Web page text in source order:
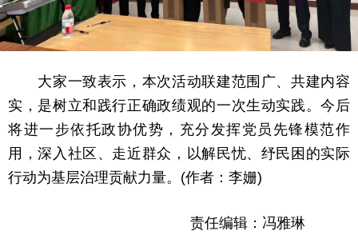
大家一致表示，本次活动联建范围广、共建内容
实，是树立和践行正确政绩观的一次生动实践。今后
将进一步依托政协优势，充分发挥党员先锋模范作
用，深入社区、走近群众，以解民忧、纾民困的实际
行动为基层治理贡献力量。(作者：李姗)
责任编辑：冯雅琳